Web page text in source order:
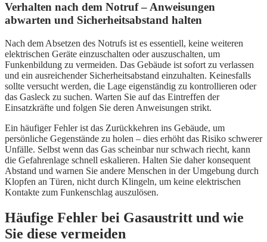
Verhalten nach dem Notruf – Anweisungen
abwarten und Sicherheitsabstand halten
Nach dem Absetzen des Notrufs ist es essentiell, keine weiteren
elektrischen Geräte einzuschalten oder auszuschalten, um
Funkenbildung zu vermeiden. Das Gebäude ist sofort zu verlassen
und ein ausreichender Sicherheitsabstand einzuhalten. Keinesfalls
sollte versucht werden, die Lage eigenständig zu kontrollieren oder
das Gasleck zu suchen. Warten Sie auf das Eintreffen der
Einsatzkräfte und folgen Sie deren Anweisungen strikt.
Ein häufiger Fehler ist das Zurückkehren ins Gebäude, um
persönliche Gegenstände zu holen – dies erhöht das Risiko schwerer
Unfälle. Selbst wenn das Gas scheinbar nur schwach riecht, kann
die Gefahrenlage schnell eskalieren. Halten Sie daher konsequent
Abstand und warnen Sie andere Menschen in der Umgebung durch
Klopfen an Türen, nicht durch Klingeln, um keine elektrischen
Kontakte zum Funkenschlag auszulösen.
Häufige Fehler bei Gasaustritt und wie
Sie diese vermeiden